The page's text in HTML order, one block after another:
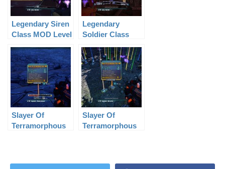
Legendary Siren
Class MOD Level
Legendary
Soldier Class
Slayer Of
Terramorphous
Slayer Of
Terramorphous